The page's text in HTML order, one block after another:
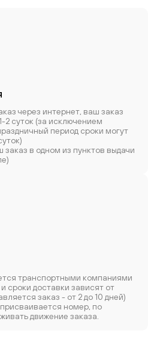
через интернет, ваш заказ
2 суток (за исключением
период сроки могут
в одном из пунктов выдачи
транспортными компаниями
сроки доставки зависят от
заказ - от 2 до 10 дней)
номер, по
движение заказа.